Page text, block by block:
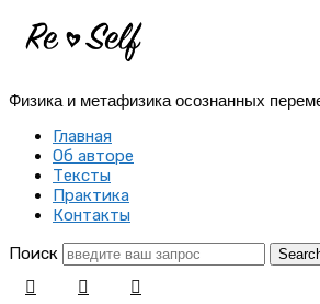
Re-
|
Создай
себя
заново
Физика и метафизика осознанных
Главная
Об авторе
Тексты
Практика
Контакты
Поиск